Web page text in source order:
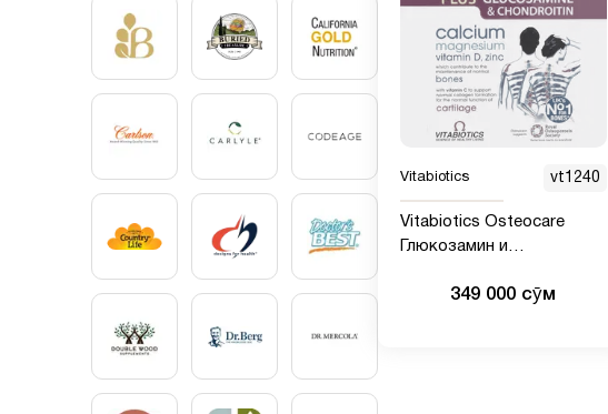
Vitabiotics vt1240
Vitabiotics Osteocare
Глюкозамин и
Таблеток349 000 сӯм